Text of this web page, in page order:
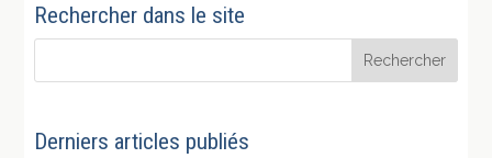
Rechercher dans le site
Derniers articles publiés